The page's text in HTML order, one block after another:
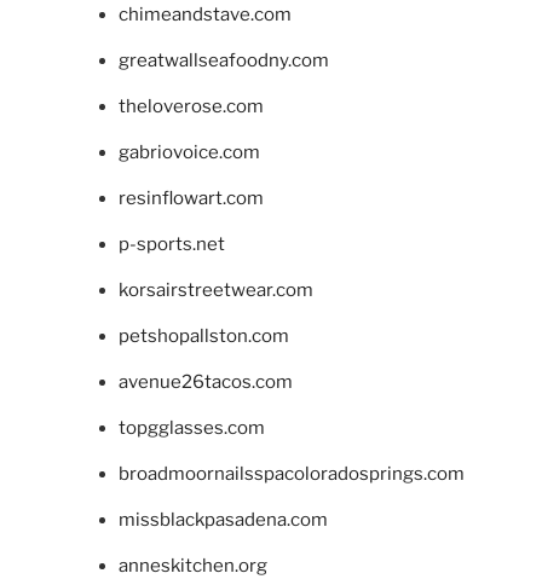
chimeandstave.com
greatwallseafoodny.com
theloverose.com
gabriovoice.com
resinflowart.com
p-sports.net
korsairstreetwear.com
petshopallston.com
avenue26tacos.com
topgglasses.com
broadmoornailsspacoloradosprings.com
missblackpasadena.com
anneskitchen.org